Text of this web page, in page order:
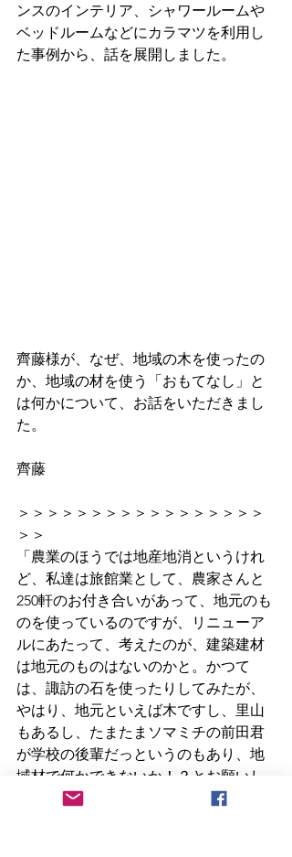
ンスのインテリア、シャワールームや
ベッドルームなどにカラマツを利用し
た事例から、話を展開しました。
齊藤様が、なぜ、地域の木を使ったの
か、地域の材を使う「おもてなし」と
は何かについて、お話をいただきまし
た。
齊藤
＞＞＞＞＞＞＞＞＞＞＞＞＞＞＞＞＞
＞＞
「農業のほうでは地産地消というけれ
ど、私達は旅館業として、農家さんと
250軒のお付き合いがあって、地元のも
のを使っているのですが、リニューア
ルにあたって、考えたのが、建築建材
は地元のものはないのかと。かつて
は、諏訪の石を使ったりしてみたが、
やはり、地元といえば木ですし、里山
もあるし、たまたまソマミチの前田君
が学校の後輩だっというのもあり、地
域材で何かできないか！？とお願いし
たんですね。彼とは価値観も近く、ま